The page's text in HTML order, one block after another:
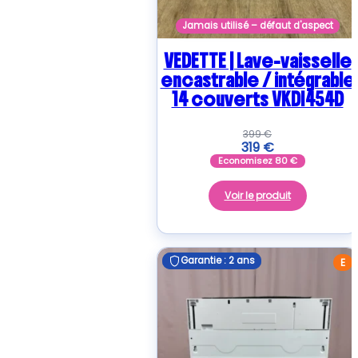
Jamais utilisé – défaut d'aspect
VEDETTE | Lave-vaisselle
encastrable / intégrable
14 couverts VKDI454D
399€
319 €
Economisez 80€
Voir le produit
E
Garantie : 2 ans
Garantie : 2 ans